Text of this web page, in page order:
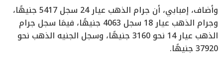
وأضاف، إمبابي، أن جرام الذهب عيار 24 سجل 5417 جنيهًا،
وجرام الذهب عيار 18 سجل 4063 جنيهًا، فيمَا سجل جرام
الذهب عيار 14 نحو 3160 جنيهًا، وسجل الجنيه الذهب نحو
37920 جنيهًا.